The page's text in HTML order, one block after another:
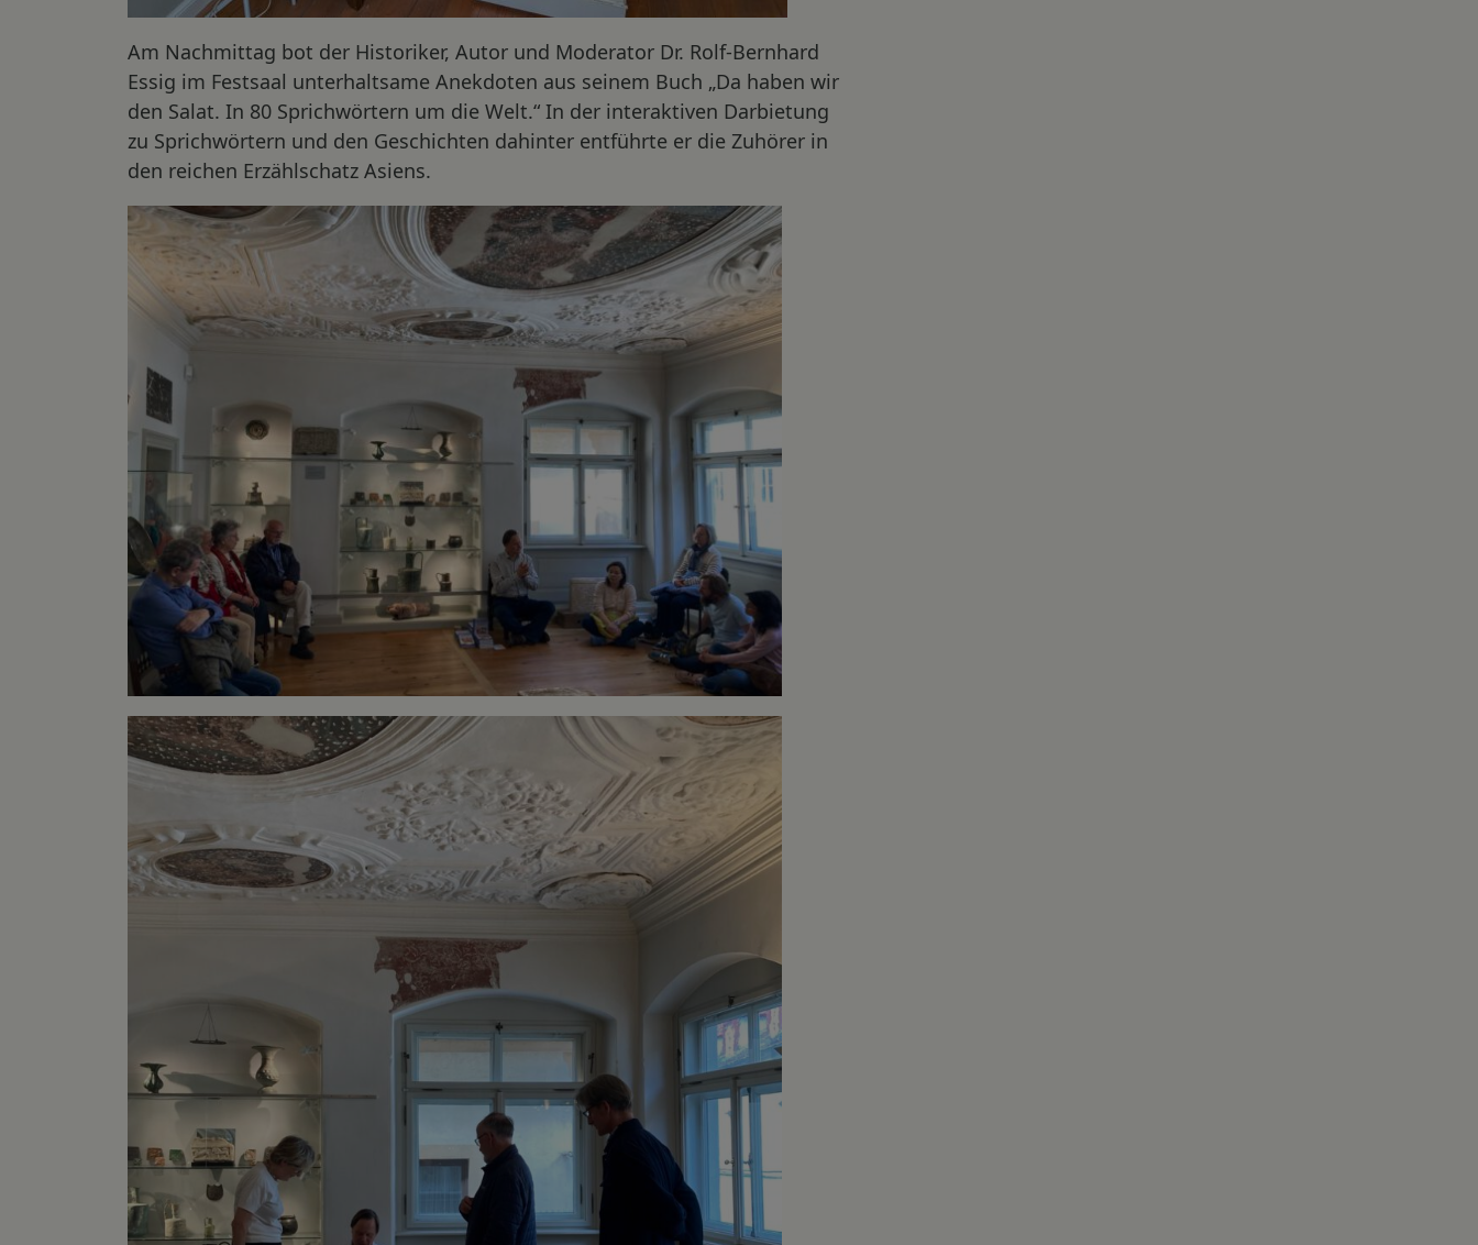
Am Nachmittag bot der Historiker, Autor und Moderator Dr. Rolf-Bernhard
Essig im Festsaal unterhaltsame Anekdoten aus seinem Buch „Da haben wir
den Salat. In 80 Sprichwörtern um die Welt.“ In der interaktiven Darbietung
zu Sprichwörtern und den Geschichten dahinter entführte er die Zuhörer in
den reichen Erzählschatz Asiens.